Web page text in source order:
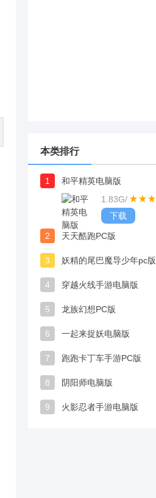
本类排行
1
和平精英电脑版
1.83G/
下载
2 天天酷跑PC版
3 妖精的尾巴魔导少年pc版
4 穿越火线手游电脑版
5 龙族幻想PC版
6 一起来捉妖电脑版
7 跑跑卡丁车手游PC版
8 阴阳师电脑版
9 火影忍者手游电脑版